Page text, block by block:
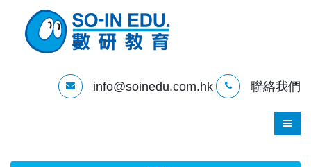
info@soinedu.com.hk 聯絡我們